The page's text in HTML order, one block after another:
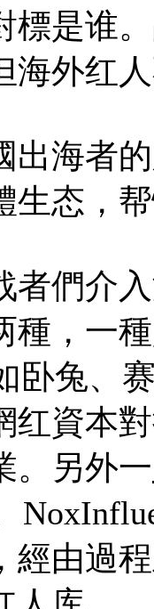
標是谁
海外红
出海者
生态，
者們介
種，一
卧兔、
红資本
。另外一
經由過